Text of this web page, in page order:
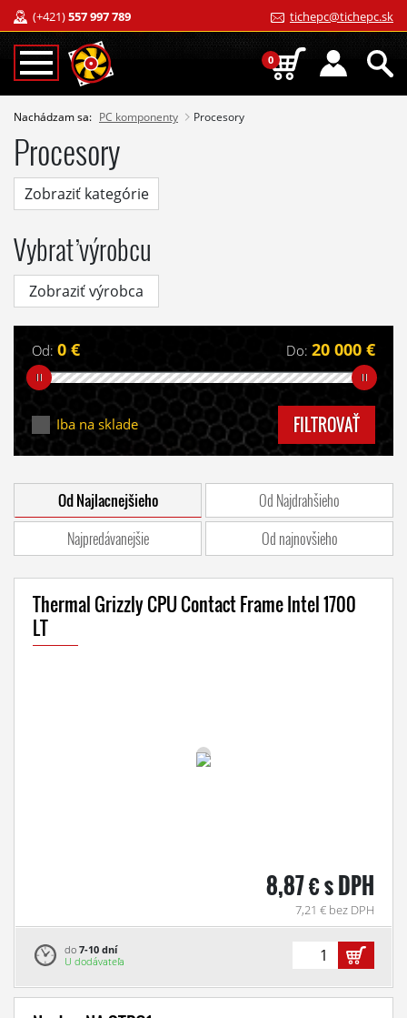
(+421)557 997 789 tichepc@tichepc.sk
0
Nachádzam sa: PC komponenty Procesory
Procesory
Zobraziť kategórie
Vybrať výrobcu
Zobraziť výrobca
Od: 0 € Do: 20 000 €
Iba na sklade FILTROVAŤ
Od Najlacnejšieho
Od Najdrahšieho
Najpredávanejšie
Od najnovšieho
Thermal Grizzly CPU Contact Frame Intel 1700
LT
8,87 € s DPH
7,21 € bez DPH
do 7-10 dní
U dodávateľa